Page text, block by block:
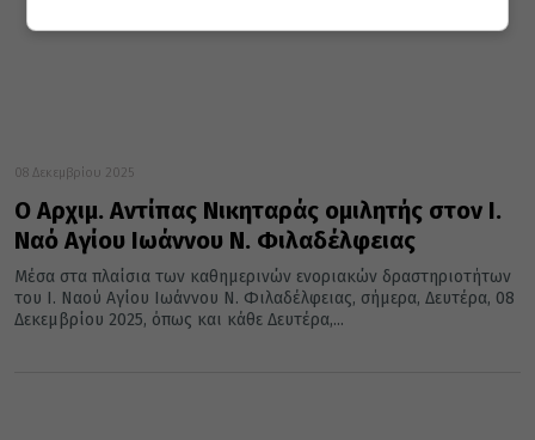
08 Δεκεμβρίου 2025
Ο Αρχιμ. Αντίπας Νικηταράς ομιλητής στον Ι.
Ναό Αγίου Ιωάννου Ν. Φιλαδέλφειας
Μέσα στα πλαίσια των καθημερινών ενοριακών δραστηριοτήτων
του Ι. Ναού Αγίου Ιωάννου Ν. Φιλαδέλφειας, σήμερα, Δευτέρα, 08
Δεκεμβρίου 2025, όπως και κάθε Δευτέρα,...